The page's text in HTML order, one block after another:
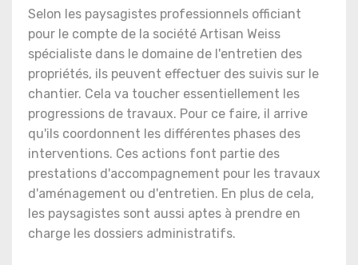
Selon les paysagistes professionnels officiant
pour le compte de la société Artisan Weiss
spécialiste dans le domaine de l'entretien des
propriétés, ils peuvent effectuer des suivis sur le
chantier. Cela va toucher essentiellement les
progressions de travaux. Pour ce faire, il arrive
qu'ils coordonnent les différentes phases des
interventions. Ces actions font partie des
prestations d'accompagnement pour les travaux
d'aménagement ou d'entretien. En plus de cela,
les paysagistes sont aussi aptes à prendre en
charge les dossiers administratifs.